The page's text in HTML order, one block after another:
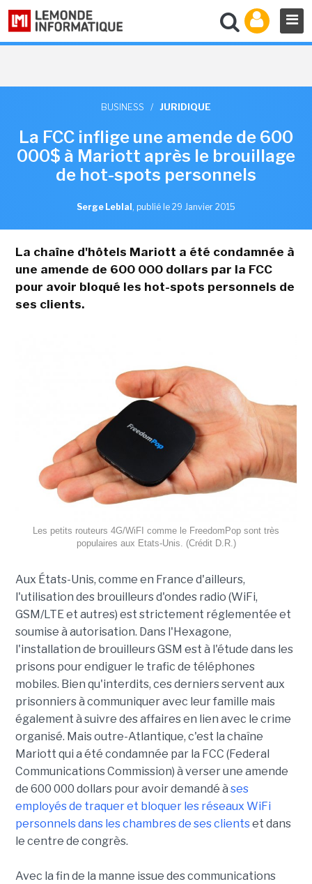
BUSINESS / JURIDIQUE
La FCC inflige une amende de 600
000$ à Mariott après le brouillage
de hot-spots personnels
Serge Leblal , publié le 29 Janvier 2015
La chaîne d'hôtels Mariott a été condamnée à
une amende de 600 000 dollars par la FCC
pour avoir bloqué les hot-spots personnels de
ses clients.
Les petits routeurs 4G/WiFI comme le FreedomPop sont très
populaires aux Etats-Unis. (Crédit D.R.)
Aux États-Unis, comme en France d'ailleurs,
l'utilisation des brouilleurs d'ondes radio (WiFi,
GSM/LTE et autres) est strictement réglementée et
soumise à autorisation. Dans l'Hexagone,
l'installation de brouilleurs GSM est à l'étude dans les
prisons pour endiguer le trafic de téléphones
mobiles. Bien qu'interdits, ces derniers servent aux
prisonniers à communiquer avec leur famille mais
également à suivre des affaires en lien avec le crime
organisé. Mais outre-Atlantique, c'est la chaîne
Mariott qui a été condamnée par la FCC (Federal
Communications Commission) à verser une amende
de 600 000 dollars pour avoir demandé à ses
employés de traquer et bloquer les réseaux WiFi
personnels dans les chambres de ses clientset dans
le centre de congrès.
Avec la fin de la manne issue des communications